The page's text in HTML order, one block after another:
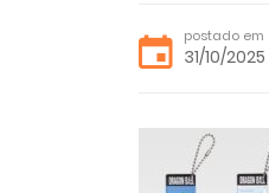
postado em
31/10/2025